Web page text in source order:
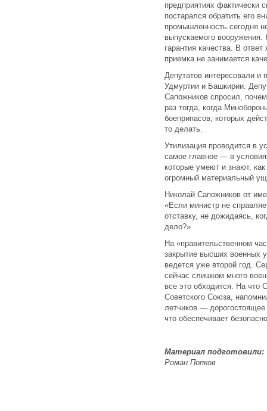
предприятиях фактически
постарался обратить его
промышленность сегодня
выпускаемого
гарантия качества. В
приемка не занимается
Депутатов интересовали и
Удмуртии и Башкирии.
Сапожников спросил,
раз тогда, когда
боеприпасов, которых
то делать.
Утилизация проводится в
самое главное — в
которые умеют и знают,
огромный материальный
Николай Сапожников от
«Если министр не
отставку, не дожидаясь,
дело?»
На «правительственном
закрытие высших военных
ведется уже второй год.
сейчас слишком много
все это обходится. На что
Советского Союза,
летчиков — дорогостоящее
что обеспечивает
Материал подготовили:
Роман Попков